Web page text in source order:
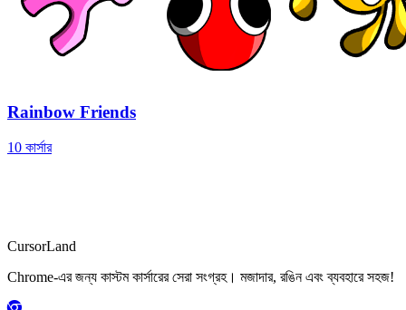
Rainbow Friends
10 কার্সার
CursorLand
Chrome-এর জন্য কাস্টম কার্সারের সেরা সংগ্রহ। মজাদার, রঙিন এবং ব্যবহারে সহজ!